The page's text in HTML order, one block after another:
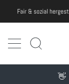
Inhalt
Fair & sozial hergestellt
Suche
👋